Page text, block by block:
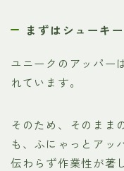
まずはシューキ
ユニークのアッパー
れています。
そのため、そのまま
も、ふにゃっとアッ
伝わらず作業性が著